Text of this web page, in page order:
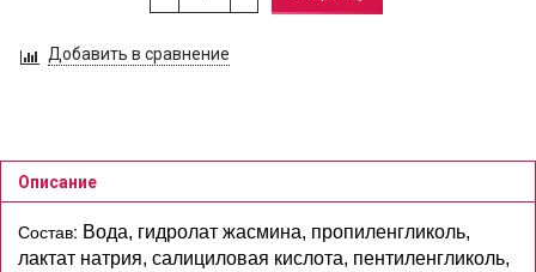
Добавить в сравнение
Описание
Состав: Вода, гидролат жасмина, пропиленгликоль,
лактат натрия, салициловая кислота, пентиленгликоль,